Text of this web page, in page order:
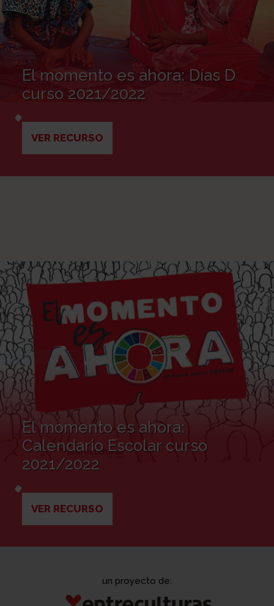
El momento es ahora: Días D
curso 2021/2022
VER RECURSO
El momento es ahora:
Calendario Escolar curso
2021/2022
VER RECURSO
un proyecto de: